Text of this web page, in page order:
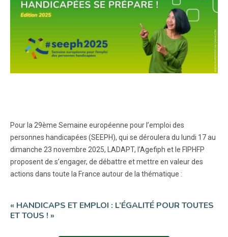
Pour la 29ème Semaine européenne pour l’emploi des
personnes handicapées (SEEPH), qui se déroulera du lundi 17 au
dimanche 23 novembre 2025, LADAPT, l’Agefiph et le FIPHFP
proposent de s’engager, de débattre et mettre en valeur des
actions dans toute la France autour de la thématique :
« HANDICAPS ET EMPLOI : L’ÉGALITÉ POUR TOUTES
ET TOUS ! »